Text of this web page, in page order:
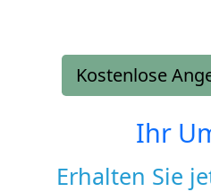
Kostenlose
Ihr
Erhalten Sie